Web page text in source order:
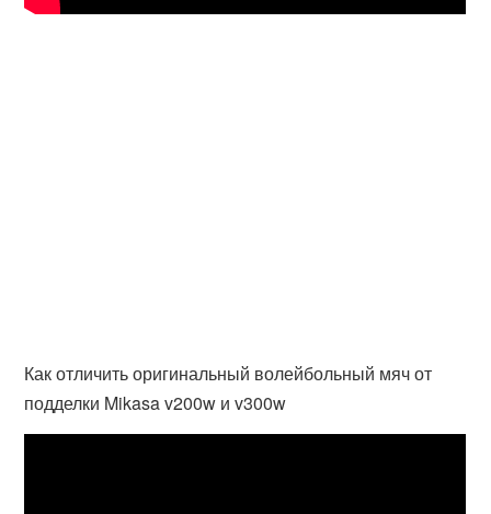
Как отличить оригинальный волейбольный мяч от
подделки Mikasa v200w и v300w